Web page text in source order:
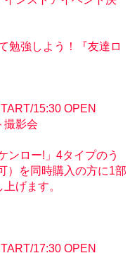
勉強しよう！『友達ロ
15:30 OPEN
撮影会
ンロー!」4タイプのう
）を同時購入の方に1部
げます。
17:30 OPEN